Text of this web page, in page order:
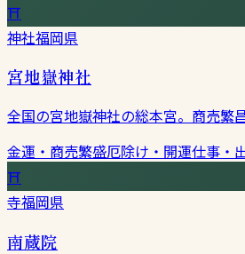
⛩
神社福岡県
宮地嶽神社
全国の宮地嶽神社の総本宮。商売繁
金運・商売繁盛厄除け・開運仕事・
⛩
寺福岡県
南蔵院